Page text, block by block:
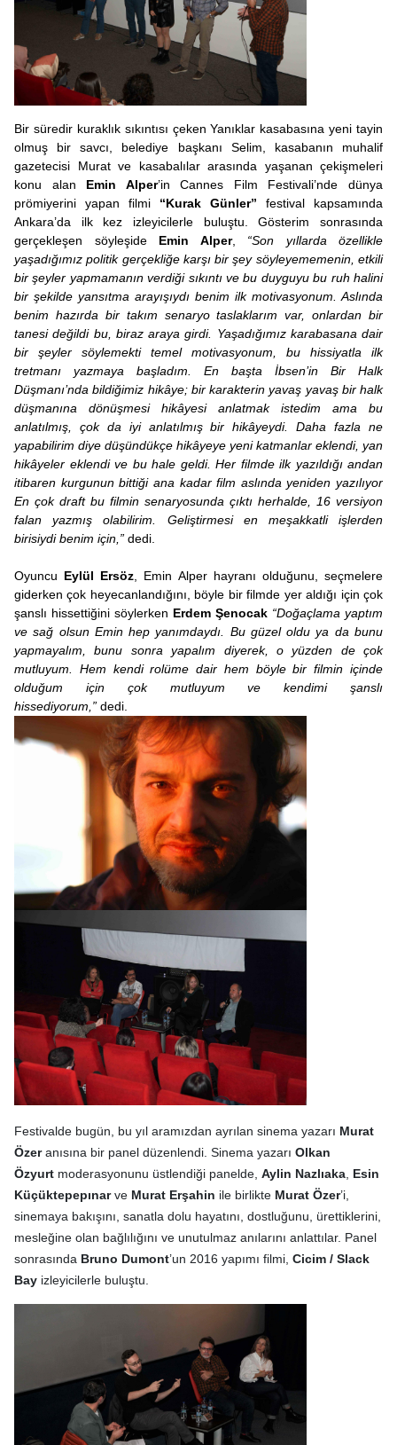
Bir süredir kuraklık sıkıntısı çeken Yanıklar kasabasına yeni tayin
olmuş bir savcı, belediye başkanı Selim, kasabanın muhalif
gazetecisi Murat ve kasabalılar arasında yaşanan çekişmeleri
konu alan Emin Alper’in Cannes Film Festivali’nde dünya
prömiyerini yapan filmi “Kurak Günler” festival kapsamında
Ankara’da ilk kez izleyicilerle buluştu. Gösterim sonrasında
gerçekleşen söyleşide Emin Alper, “Son yıllarda özellikle
yaşadığımız politik gerçekliğe karşı bir şey söyleyememenin, etkili
bir şeyler yapmamanın verdiği sıkıntı ve bu duyguyu bu ruh halini
bir şekilde yansıtma arayışıydı benim ilk motivasyonum. Aslında
benim hazırda bir takım senaryo taslaklarım var, onlardan bir
tanesi değildi bu, biraz araya girdi. Yaşadığımız karabasana dair
bir şeyler söylemekti temel motivasyonum, bu hissiyatla ilk
tretmanı yazmaya başladım. En başta İbsen’in Bir Halk
Düşmanı’nda bildiğimiz hikâye; bir karakterin yavaş yavaş bir halk
düşmanına dönüşmesi hikâyesi anlatmak istedim ama bu
anlatılmış, çok da iyi anlatılmış bir hikâyeydi. Daha fazla ne
yapabilirim diye düşündükçe hikâyeye yeni katmanlar eklendi, yan
hikâyeler eklendi ve bu hale geldi. Her filmde ilk yazıldığı andan
itibaren kurgunun bittiği ana kadar film aslında yeniden yazılıyor
En çok draft bu filmin senaryosunda çıktı herhalde, 16 versiyon
falan yazmış olabilirim. Geliştirmesi en meşakkatli işlerden
birisiydi benim için,” dedi.
Oyuncu Eylül Ersöz , Emin Alper hayranı olduğunu, seçmelere
giderken çok heyecanlandığını, böyle bir filmde yer aldığı için çok
şanslı hissettiğini söylerken Erdem Şenocak “Doğaçlama yaptım
ve sağ olsun Emin hep yanımdaydı. Bu güzel oldu ya da bunu
yapmayalım, bunu sonra yapalım diyerek, o yüzden de çok
mutluyum. Hem kendi rolüme dair hem böyle bir filmin içinde
olduğum için çok mutluyum ve kendimi şanslı
hissediyorum,” dedi.
Festivalde bugün, bu yıl aramızdan ayrılan sinema yazarı Murat
Özeranısına bir panel düzenlendi. Sinema yazarı Olkan
Özyurt moderasyonunu üstlendiği panelde, Aylin Nazlıaka, Esin
Küçüktepepınarve Murat Erşahin ile birlikte Murat Özer’i,
sinemaya bakışını, sanatla dolu hayatını, dostluğunu, ürettiklerini,
mesleğine olan bağlılığını ve unutulmaz anılarını anlattılar. Panel
sonrasında Bruno Dumont’un 2016 yapımı filmi, Cicim / Slack
Bay izleyicilerle buluştu.